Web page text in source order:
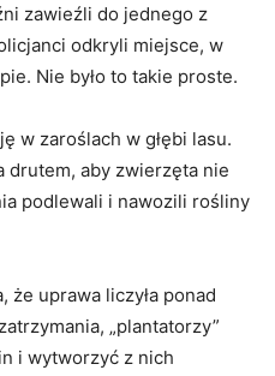
zawieźli do jednego z
odkryli miejsce, w
Nie było to takie proste.
w zaroślach w głębi lasu.
drutem, aby zwierzęta nie
podlewali i nawozili rośliny
że uprawa liczyła ponad
„plantatorzy”
i wytworzyć z nich